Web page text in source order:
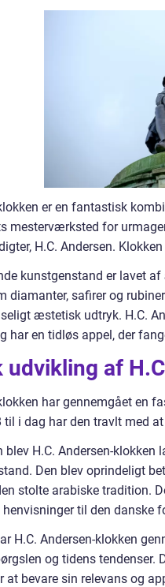
er en fantastisk
mesterværksted for
H.C. Andersen.
kunstgenstand er lavet
diamanter, safirer og
æstetisk udtryk. H.C.
har en tidløs appel, der
udvikling af
har gennemgået en
i dag har den travlt med
blev H.C. Andersen-
Den blev oprindeligt
stolte arabiske tradition.
til den danske
H.C. Andersen-klokken
og tidens
at bevare sin relevans og